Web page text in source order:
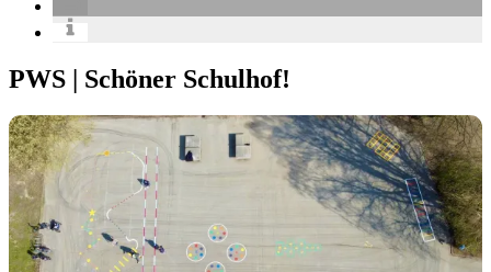
PWS | Schöner Schulhof!